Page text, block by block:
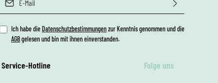
Ich habe dieDatenschutzbestimmungenzur Kenntnis genommen und die
AGBgelesen und bin mit ihnen einverstanden.
Folge uns
Service-Hotline